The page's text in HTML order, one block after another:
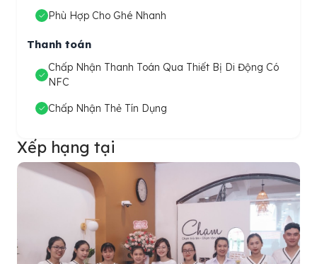
Phù Hợp Cho Ghé Nhanh
Thanh toán
Chấp Nhận Thanh Toán Qua Thiết Bị Di Động Có
NFC
Chấp Nhận Thẻ Tín Dụng
Xếp hạng tại